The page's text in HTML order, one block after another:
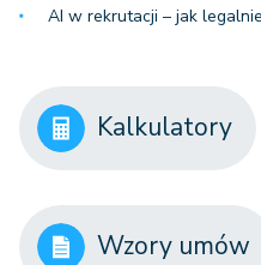
AI w rekrutacji – jak
Kalkulatory
Wzory umów